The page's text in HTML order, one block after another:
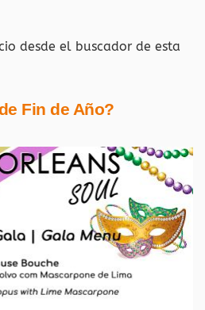
desde el buscador de esta
Fin de Año?